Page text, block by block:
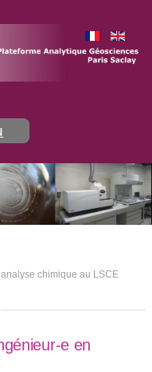
chimique au LSCE
e en